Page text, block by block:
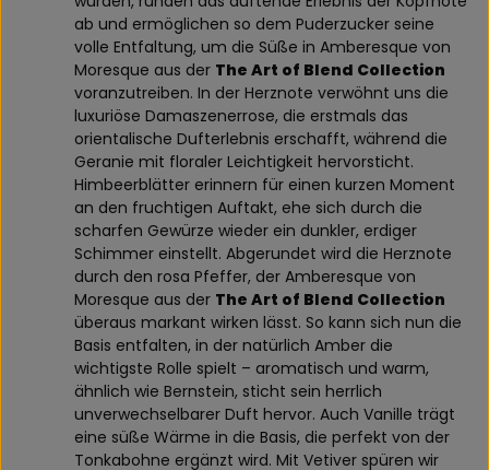
ab und ermöglichen so dem Puderzucker seine
volle Entfaltung, um die Süße in Amberesque von
Moresque aus der The Art of Blend Collection
voranzutreiben. In der Herznote verwöhnt uns die
luxuriöse Damaszenerrose, die erstmals das
orientalische Dufterlebnis erschafft, während die
Geranie mit floraler Leichtigkeit hervorsticht.
Himbeerblätter erinnern für einen kurzen Moment
an den fruchtigen Auftakt, ehe sich durch die
scharfen Gewürze wieder ein dunkler, erdiger
Schimmer einstellt. Abgerundet wird die Herznote
durch den rosa Pfeffer, der Amberesque von
Moresque aus der The Art of Blend Collection
überaus markant wirken lässt. So kann sich nun die
Basis entfalten, in der natürlich Amber die
wichtigste Rolle spielt – aromatisch und warm,
ähnlich wie Bernstein, sticht sein herrlich
unverwechselbarer Duft hervor. Auch Vanille trägt
eine süße Wärme in die Basis, die perfekt von der
Tonkabohne ergänzt wird. Mit Vetiver spüren wir